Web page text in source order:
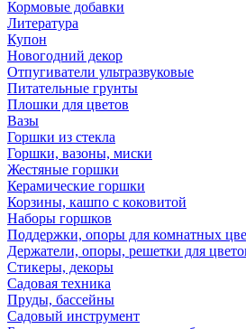
Кормовые добавки
Литература
Купон
Новогодний декор
Отпугиватели ультразвуковые
Питательные грунты
Плошки для цветов
Вазы
Горшки из стекла
Горшки, вазоны, миски
Жестяные горшки
Керамические горшки
Корзины, кашпо с коковитой
Наборы горшков
Поддержки, опоры для комнатных
Держатели, опоры, решетки для
Стикеры, декоры
Садовая техника
Пруды, бассейны
Садовый инструмент